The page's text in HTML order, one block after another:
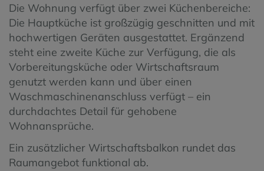
Die Wohnung verfügt über zwei Küchenbereiche:
Die Hauptküche ist großzügig geschnitten und mit
hochwertigen Geräten ausgestattet. Ergänzend
steht eine zweite Küche zur Verfügung, die als
Vorbereitungsküche oder Wirtschaftsraum
genutzt werden kann und über einen
Waschmaschinenanschluss verfügt – ein
durchdachtes Detail für gehobene
Wohnansprüche.
Ein zusätzlicher Wirtschaftsbalkon rundet das
Raumangebot funktional ab.